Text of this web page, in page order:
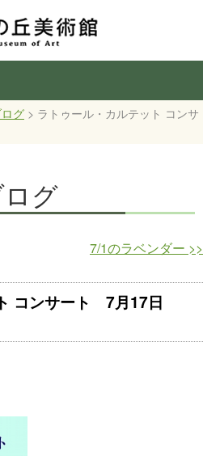
グ > ラトゥール・カルテット コンサ
グ
7/1のラベンダー >>
コンサート 7月17日